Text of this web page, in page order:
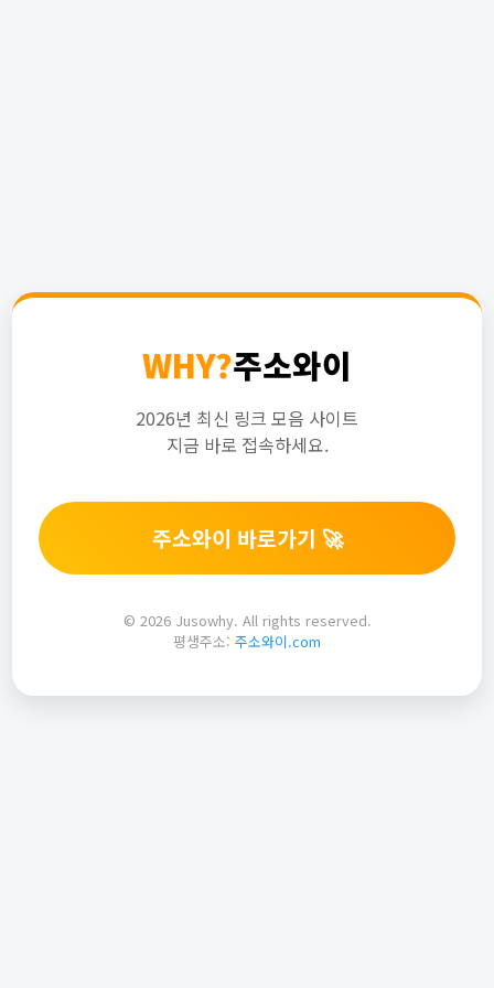
WHY?주소와이
2026년 최신 링크 모음 사이트
지금 바로 접속하세요.
주소와이 바로가기 🚀
© 2026 Jusowhy. All rights reserved.
평생주소: 주소와이.com